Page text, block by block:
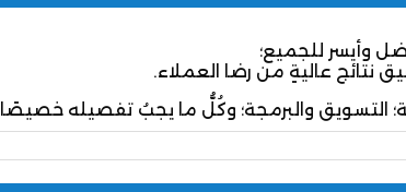
وأيسر للجميع؛
نتائج عاليةٍ من رضا العملاء.
التسويق والبرمجة؛ وكُلُّ ما يجبُ تفصيله